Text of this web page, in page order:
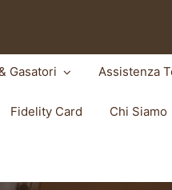
Gasatori Assistenza
Fidelity Card Chi Siamo